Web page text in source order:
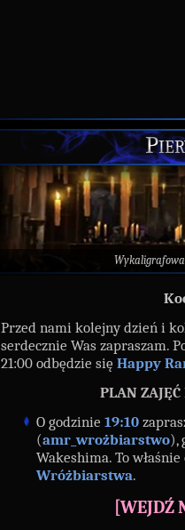
Przed nami kolejny dzień i
serdecznie Was zapraszam.
21:00 odbędzie się Happy
PLAN
O godzinie 19:10
(amr_wrożbiarstwo),
Wakeshima. To
Wróżbiarstwa.
[WEJDŹ